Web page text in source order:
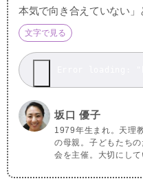
本気で向き合えていない」
文字で見る
坂口 優子
1979年生まれ。天理
の母親。子どもたち
会を主催。大切にして